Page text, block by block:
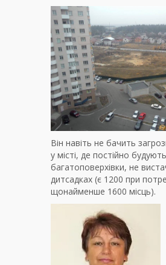
Він навіть не бачить
у місті, де постійно
багатоповерхівки, не
дитсадках (є 1200 при
щонайменше 1600 місць).